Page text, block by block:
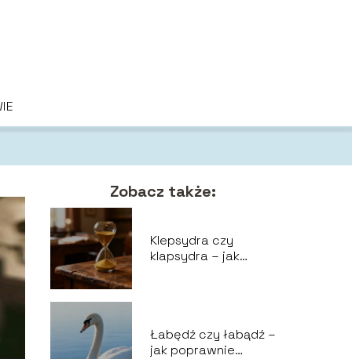
Zobacz także:
Klepsydra czy
klapsydra – jak
Łabędź czy łabądź –
jak poprawnie